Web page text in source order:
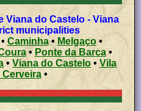
municipalities
Caminha• Melgaço•
• Ponte da Barca•
• Viana do Castelo • Vila
Cerveira•